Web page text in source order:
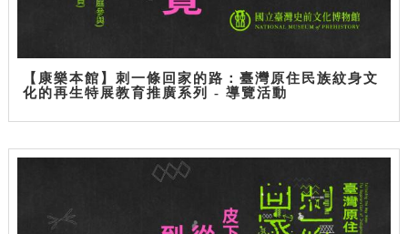
【康樂本館】刺一條回家的路：臺灣原住民族紋身文
化的再生特展教育推廣系列 - 導覽活動